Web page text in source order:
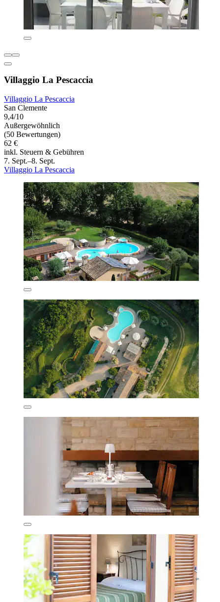
Villaggio La Pescaccia
Villaggio La Pescaccia
San Clemente
9,4/10
Außergewöhnlich
(50 Bewertungen)
62 €
inkl. Steuern & Gebühren
7. Sept.–8. Sept.
Villaggio La Pescaccia